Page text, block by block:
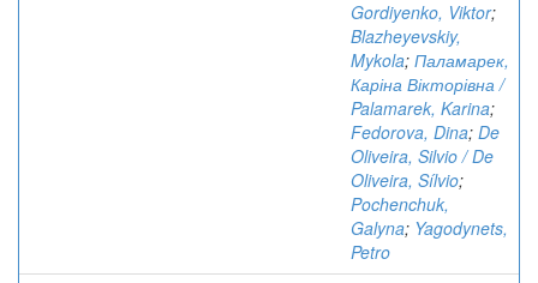
Gordiyenko, Viktor;
Blazheyevskiy,
Mykola; Паламарек,
Каріна Вікторівна /
Palamarek, Karina;
Fedorova, Dina; De
Oliveira, Silvio / De
Oliveira, Sílvio;
Pochenchuk,
Galyna; Yagodynets,
Petro